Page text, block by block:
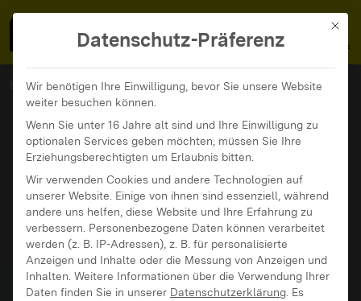
MENÜ
MedienFokus BW ...
News und Beiträge
Wie kann Medienbildung inklusiver werden?
Mit
Datenschutz-Präferenz
Wir benötigen Ihre Einwilligung, bevor Sie unsere Website
weiter besuchen können.
Wenn Sie unter 16 Jahre alt sind und Ihre Einwilligung zu
optionalen Services geben möchten, müssen Sie Ihre
Erziehungsberechtigten um Erlaubnis bitten.
Wir verwenden Cookies und andere Technologien auf
unserer Website. Einige von ihnen sind essenziell, während
andere uns helfen, diese Website und Ihre Erfahrung zu
verbessern. Personenbezogene Daten können verarbeitet
werden (z. B. IP-Adressen), z. B. für personalisierte
Anzeigen und Inhalte oder die Messung von Anzeigen und
Inhalten. Weitere Informationen über die Verwendung Ihrer
Daten finden Sie in unserer Datenschutzerklärung Es